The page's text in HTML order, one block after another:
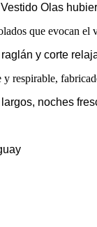
Olas
que evocan
y corte
respirable,
noches